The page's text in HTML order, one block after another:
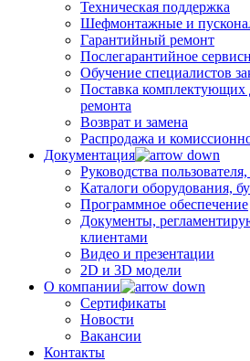
Техническая поддержка
Шефмонтажные и
Гарантийный ремонт
Послегарантийное
Обучение специалистов
Поставка комплектующих
ремонта
Возврат и замена
Распродажа и
Документация
Руководства
Каталоги оборудования,
Программное обеспечение
Документы,
клиентами
Видео и презентации
2D и 3D модели
О компании
Сертификаты
Новости
Вакансии
Контакты